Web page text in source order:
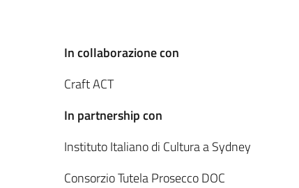
In collaborazione con
Craft ACT
In partnership con
Instituto Italiano di Cultura a Sydney
Consorzio Tutela Prosecco DOC